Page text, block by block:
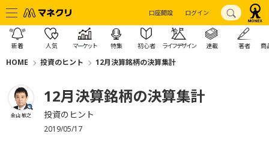
口座開設 ログイン
新着 人気 マーケット 特集 初心者 ライフデザイン 連載 著者 商
HOME 投資のヒント 12月決算銘柄の決算集計
金山 敏之
12月決算銘柄の決算集計
投資のヒント
2019/05/17